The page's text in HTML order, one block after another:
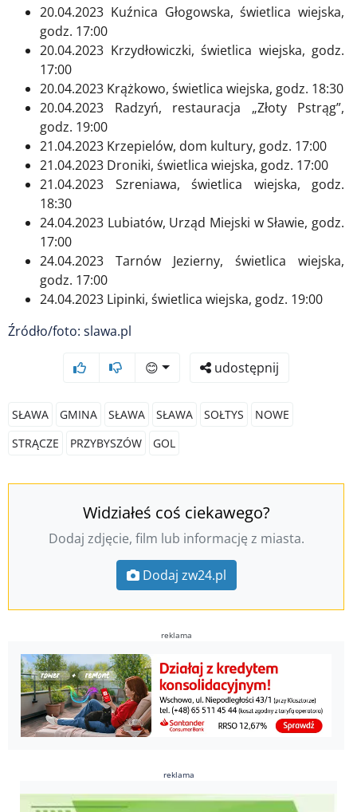
20.04.2023 Kuźnica Głogowska, świetlica wiejska,
godz. 17:00
20.04.2023 Krzydłowiczki, świetlica wiejska, godz.
17:00
20.04.2023 Krążkowo, świetlica wiejska, godz. 18:30
20.04.2023 Radzyń, restauracja „Złoty Pstrąg”,
godz. 19:00
21.04.2023 Krzepielów, dom kultury, godz. 17:00
21.04.2023 Droniki, świetlica wiejska, godz. 17:00
21.04.2023 Szreniawa, świetlica wiejska, godz.
18:30
24.04.2023 Lubiatów, Urząd Miejski w Sławie, godz.
17:00
24.04.2023 Tarnów Jezierny, świetlica wiejska,
godz. 17:00
24.04.2023 Lipinki, świetlica wiejska, godz. 19:00
Źródło/foto: slawa.pl
😊 udostępnij
SŁAWA GMINA SŁAWA SŁAWA SOŁTYS
NOWE
STRĄCZE
PRZYBYSZÓW GOL
Widziałeś coś ciekawego?
Dodaj zdjęcie, film lub informację z miasta.
Dodaj zw24.pl
reklama
reklama